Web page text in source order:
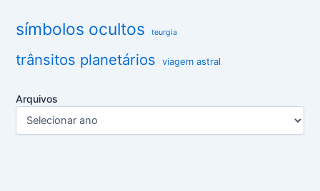
símbolos ocultos teurgia
trânsitos planetários viagem astral
Arquivos